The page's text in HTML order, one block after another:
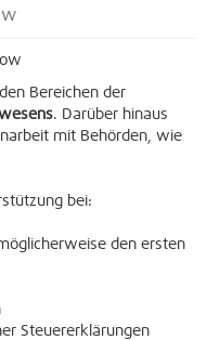
Bereichen der
. Darüber hinaus
mit Behörden, wie
bei:
den ersten
Steuererklärungen